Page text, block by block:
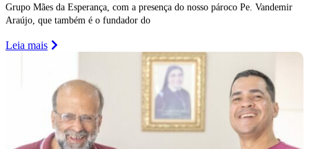
Grupo Mães da Esperança, com a presença do nosso pároco Pe. Vandemir
Araújo, que também é o fundador do
Leia mais